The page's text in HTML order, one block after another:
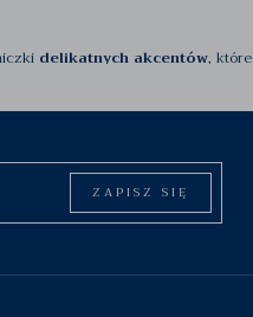
delikatnych akcentów, które
wraz z kolczykami . W niektórych
obfituje w piękne wzory biżuterii
jak i ze złota. Wszystkie produkty
ZAPISZ SIĘ